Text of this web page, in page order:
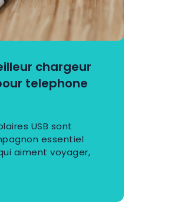
chargeur
telephone
USB sont
essentiel
aiment voyager,